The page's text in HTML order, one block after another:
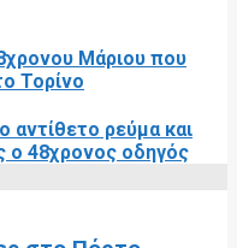
Μάριου που
Τορίνο
αντίθετο ρεύμα και
ο 48χρονος οδηγός